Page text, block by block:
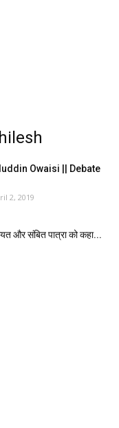
Owaisi || Debate
2, 2019
और संबित पात्रा को कहा...